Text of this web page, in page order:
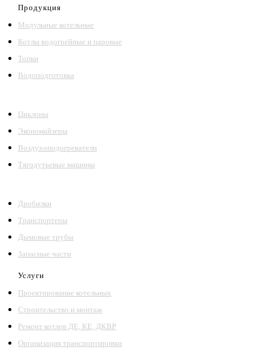
Продукция
Модульные котельные
Котлы водогрейные и паровые
Топки
Водоподготовка
Циклоны
Экономайзеры
Воздухоподогреватели
Тягодутьевые машины
Дробилки
Транспортеры
Дымовые трубы
Запасные части
Услуги
Проектирование котельных
Строительство и монтаж
Ремонт котлов ДЕ, КЕ, ДКВР
Организация транспортировки